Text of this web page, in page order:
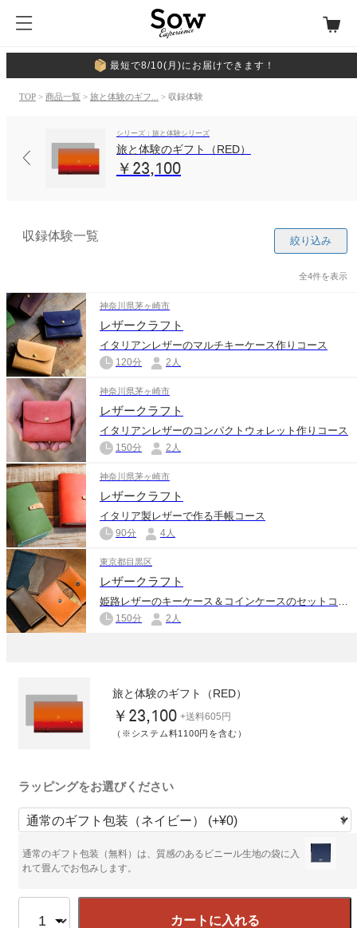
最短で8/10(月)にお届けできます！
TOP > 商品一覧 > 旅と体験のギフ... > 収録体験
シリーズ：旅と体験シリーズ
旅と体験のギフト（RED）
￥23,100
収録体験一覧 絞り込み
全4件を表示
神奈川県茅ヶ崎市
レザークラフト
イタリアンレザーのマルチキーケース作りコース
120分 2人
神奈川県茅ヶ崎市
レザークラフト
イタリアンレザーのコンパクトウォレット作りコース
150分 2人
神奈川県茅ヶ崎市
レザークラフト
イタリア製レザーで作る手帳コース
90分 4人
東京都目黒区
レザークラフト
姫路レザーのキーケース＆コインケースのセットコース
150分 2人
旅と体験のギフト（RED）
￥23,100 +送料605円
（※システム料1100円を含む）
ラッピングをお選びください
通常のギフト包装（無料）は、質感のあるビニール生地の袋に入
れて畳んでお包みします。
カートに入れる